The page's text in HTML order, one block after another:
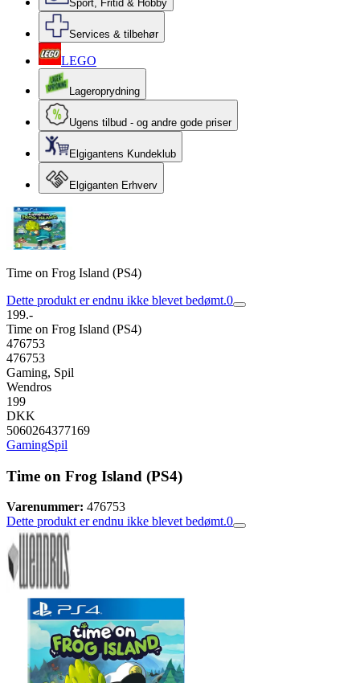
Sport, Fritid & Hobby
Services & tilbehør
LEGO
Lageroprydning
Ugens tilbud - og andre gode priser
Elgigantens Kundeklub
Elgiganten Erhverv
Time on Frog Island (PS4)
Dette produkt er endnu ikke blevet bedømt.0
199.-
Time on Frog Island (PS4)
476753
476753
Gaming, Spil
Wendros
199
DKK
5060264377169
GamingSpil
Time on Frog Island (PS4)
Varenummer: 476753
Dette produkt er endnu ikke blevet bedømt.0